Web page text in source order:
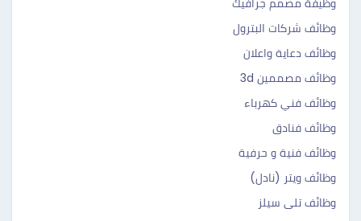
وظيفة مصمم جرافيك
وظائف شركات البترول
وظائف دعاية واعلان
وظائف مصممين 3d
وظائف فني كهرباء
وظائف فنادق
وظائف فنية و حرفية
وظائف ويتر (نادل)
وظائف تلى سيلز